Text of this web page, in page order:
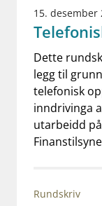
15. desember
Dette
legg til
telefonisk
inndrivinga
utarbeidd
Rundskriv